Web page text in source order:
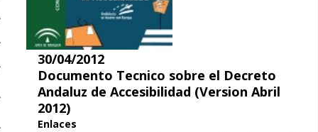
30/04/2012
Documento Tecnico sobre el Decreto
Andaluz de Accesibilidad (Version Abril
2012)
Enlaces